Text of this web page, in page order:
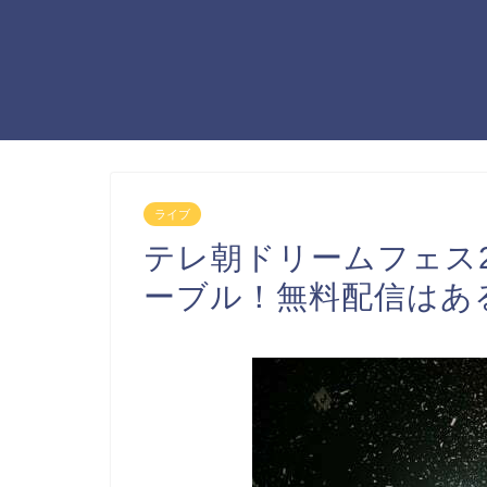
ライブ
テレ朝ドリームフェ
ーブル！無料配信はあ